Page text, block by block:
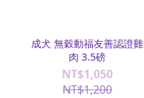
成犬 無穀動福友善認證雞
肉 3.5磅
NT$1,050
NT$1,200